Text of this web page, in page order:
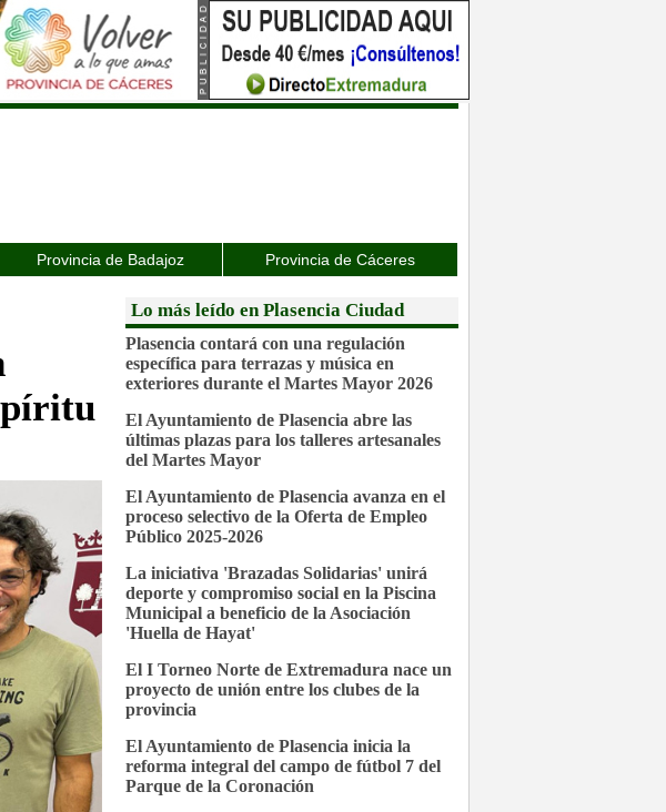
Provincia de Badajoz Provincia de Cáceres
Lo más leído en Plasencia Ciudad
Plasencia contará con una regulación
específica para terrazas y música en
exteriores durante el Martes Mayor 2026
El Ayuntamiento de Plasencia abre las
últimas plazas para los talleres artesanales
del Martes Mayor
El Ayuntamiento de Plasencia avanza en el
proceso selectivo de la Oferta de Empleo
Público 2025-2026
La iniciativa 'Brazadas Solidarias' unirá
deporte y compromiso social en la Piscina
Municipal a beneficio de la Asociación
'Huella de Hayat'
El I Torneo Norte de Extremadura nace un
proyecto de unión entre los clubes de la
provincia
El Ayuntamiento de Plasencia inicia la
reforma integral del campo de fútbol 7 del
Parque de la Coronación